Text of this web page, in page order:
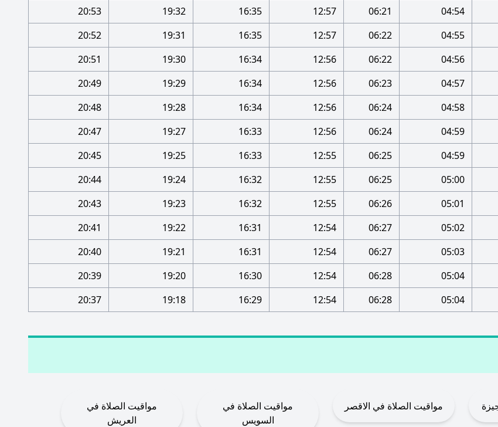
04:54
06:21
12:57
16:35
19:32
20:53
04:55
06:22
12:57
16:35
19:31
20:52
04:56
06:22
12:56
16:34
19:30
20:51
04:57
06:23
12:56
16:34
19:29
20:49
04:58
06:24
12:56
16:34
19:28
20:48
04:59
06:24
12:56
16:33
19:27
20:47
04:59
06:25
12:55
16:33
19:25
20:45
05:00
06:25
12:55
16:32
19:24
20:44
05:01
06:26
12:55
16:32
19:23
20:43
05:02
06:27
12:54
16:31
19:22
20:41
05:03
06:27
12:54
16:31
19:21
20:40
05:04
06:28
12:54
16:30
19:20
20:39
05:04
06:28
12:54
16:29
19:18
20:37
مواقيت الصلاة في الاقصر
مواقيت الصلاة في
السويس
مواقيت الصلاة في
العريش